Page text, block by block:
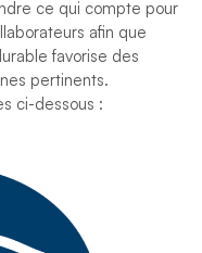
ce qui compte pour
afin que
favorise des
pertinents.
ci-dessous :